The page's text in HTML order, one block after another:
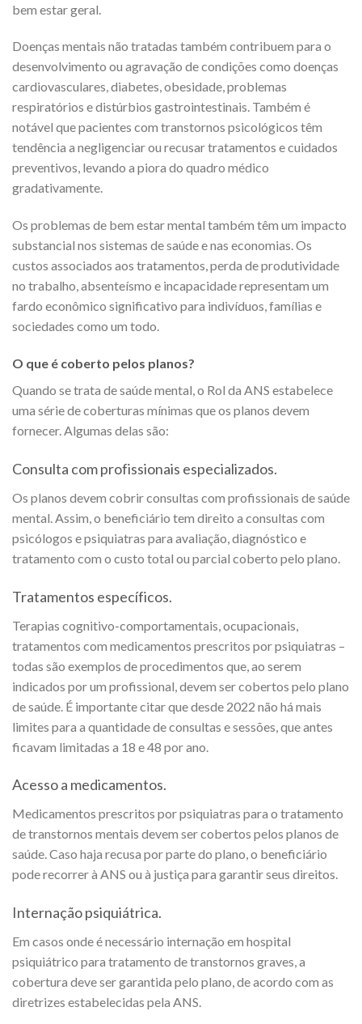
bem estar geral.
Doenças mentais não tratadas também contribuem para o
desenvolvimento ou agravação de condições como doenças
cardiovasculares, diabetes, obesidade, problemas
respiratórios e distúrbios gastrointestinais. Também é
notável que pacientes com transtornos psicológicos têm
tendência a negligenciar ou recusar tratamentos e cuidados
preventivos, levando a piora do quadro médico
gradativamente.
Os problemas de bem estar mental também têm um impacto
substancial nos sistemas de saúde e nas economias. Os
custos associados aos tratamentos, perda de produtividade
no trabalho, absenteísmo e incapacidade representam um
fardo econômico significativo para indivíduos, famílias e
sociedades como um todo.
O que é coberto pelos planos?
Quando se trata de saúde mental, o Rol da ANS estabelece
uma série de coberturas mínimas que os planos devem
fornecer. Algumas delas são:
Consulta com profissionais especializados.
Os planos devem cobrir consultas com profissionais de saúde
mental. Assim, o beneficiário tem direito a consultas com
psicólogos e psiquiatras para avaliação, diagnóstico e
tratamento com o custo total ou parcial coberto pelo plano.
Tratamentos específicos.
Terapias cognitivo-comportamentais, ocupacionais,
tratamentos com medicamentos prescritos por psiquiatras –
todas são exemplos de procedimentos que, ao serem
indicados por um profissional, devem ser cobertos pelo plano
de saúde. É importante citar que desde 2022 não há mais
limites para a quantidade de consultas e sessões, que antes
ficavam limitadas a 18 e 48 por ano.
Acesso a medicamentos.
Medicamentos prescritos por psiquiatras para o tratamento
de transtornos mentais devem ser cobertos pelos planos de
saúde. Caso haja recusa por parte do plano, o beneficiário
pode recorrer à ANS ou à justiça para garantir seus direitos.
Internação psiquiátrica.
Em casos onde é necessário internação em hospital
psiquiátrico para tratamento de transtornos graves, a
cobertura deve ser garantida pelo plano, de acordo com as
diretrizes estabelecidas pela ANS.